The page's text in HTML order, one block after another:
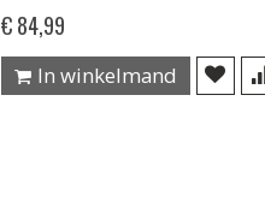
€ 84,99
In winkelmand